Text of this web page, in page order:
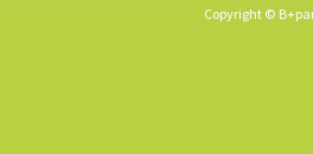
Copyright ©